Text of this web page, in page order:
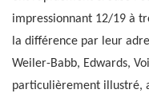
impressionnant 12/19 à
la différence par leur
Weiler-Babb, Edwards,
particulièrement illustré,